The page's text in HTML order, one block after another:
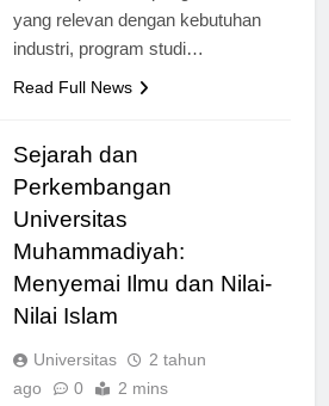
keterampilan dan pengetahuan
yang relevan dengan kebutuhan
Sejarah dan
Perkembangan
Universitas
Muhammadiyah:
Menyemai Ilmu dan Nilai-
Universitas
2 tahun